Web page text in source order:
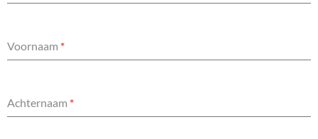
Voornaam *
Achternaam *